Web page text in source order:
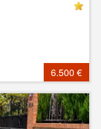
6.500 €